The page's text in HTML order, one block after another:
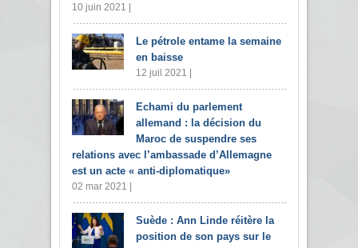
10 juin 2021 |
Le pétrole entame la semaine
en baisse
12 juil 2021 |
Echami du parlement
allemand : la décision du
Maroc de suspendre ses
relations avec l’ambassade d’Allemagne
est un acte « anti-diplomatique»
02 mar 2021 |
Suède : Ann Linde réitère la
position de son pays sur le